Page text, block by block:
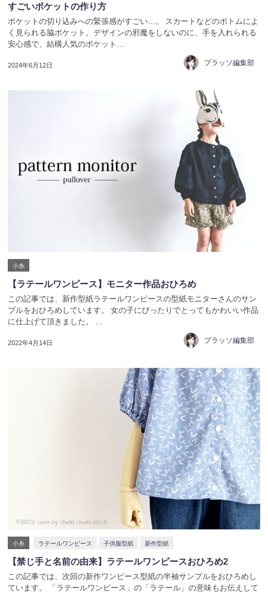
すごいポケットの作り方
ポケットの切り込みへの緊張感がすごい…。 スカートなどのボトムによ
く見られる脇ポケット。デザインの邪魔をしないのに、手を入れられる
安心感で、結構人気のポケット…
2024年6月12日 プラッソ編集部
小糸
【ラテールワンピース】モニター作品おひろめ
この記事では、新作型紙ラテールワンピースの型紙モニターさんのサン
プルをおひろめしています。 女の子にぴったりでとってもかわいい作品
に仕上げて頂きました。 …
2022年4月14日 プラッソ編集部
小糸 ラテールワンピース 子供服型紙 新作型紙
【禁じ手と名前の由来】ラテールワンピースおひろめ2
この記事では、次回の新作ワンピース型紙の半袖サンプルをおひろめし
ています。 「ラテールワンピース」の「ラテール」の意味もお伝えして